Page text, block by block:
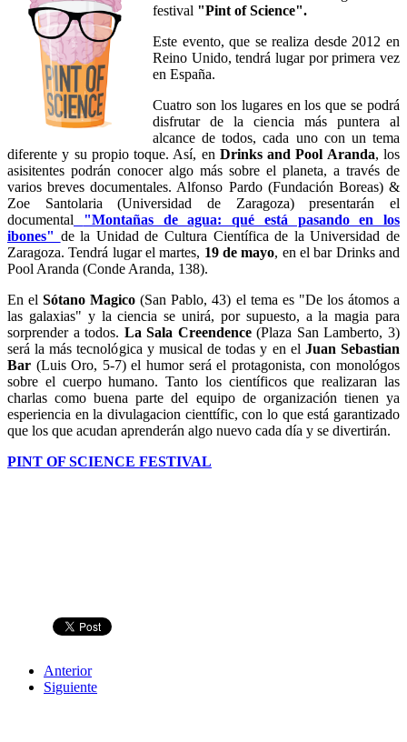
festival "Pint of Science".
Este evento, que se realiza desde 2012 en
Reino Unido, tendrá lugar por primera vez
en España.
Cuatro son los lugares en los que se podrá
disfrutar de la ciencia más puntera al
alcance de todos, cada uno con un tema
diferente y su propio toque. Así, en Drinks and Pool Aranda, los
asisitentes podrán conocer algo más sobre el planeta, a través de
varios breves documentales. Alfonso Pardo (Fundación Boreas) &
Zoe Santolaria (Universidad de Zaragoza) presentarán el
documental
"Montañas de agua: qué está pasando en los
ibones" de la Unidad de Cultura Científica de la Universidad de
Zaragoza. Tendrá lugar el martes, 19 de mayo, en el bar Drinks and
Pool Aranda (Conde Aranda, 138).
En elSótano Magico (San Pablo, 43) el tema es "De los átomos a
las galaxias" y la ciencia se unirá, por supuesto, a la magia para
sorprender a todos. La Sala Creendence(Plaza San Lamberto, 3)
será la más tecnológica y musical de todas y en el Juan Sebastian
Bar (Luis Oro, 5-7) el humor será el protagonista, con monológos
sobre el cuerpo humano. Tanto los científicos que realizaran las
charlas como buena parte del equipo de organización tienen ya
esperiencia en la divulagacion cienttífic, con lo que está garantizado
que los que acudan aprenderán algo nuevo cada día y se divertirán.
PINT OF SCIENCE FESTIVAL
Anterior
Siguiente